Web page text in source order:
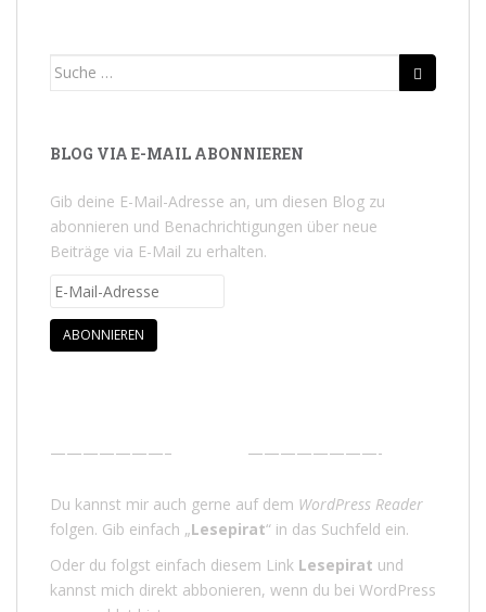
Suche nach:
BLOG VIA E-MAIL ABONNIEREN
Gib deine E-Mail-Adresse an, um diesen Blog zu
abonnieren und Benachrichtigungen über neue
Beiträge via E-Mail zu erhalten.
E-Mail-Adresse
ABONNIEREN
———————– ————————-
Du kannst mir auch gerne auf dem WordPress Reader
folgen. Gib einfach „Lesepirat“ in das Suchfeld ein.
Oder du folgst einfach diesem Link Lesepirat und
kannst mich direkt abbonieren, wenn du bei WordPress